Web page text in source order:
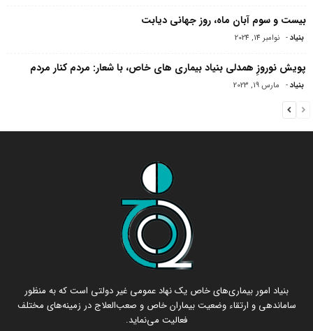
بیست و سوم آبان ماه، روز جهانی دیابت
بنیاد- نوامبر 14, 2024
پویش نوروزِ همدلی بنیاد بیماری های خاص، با شعار: مردم کنار مردم
بنیاد- مارس 19, 2023
بنیاد امور بیماری‌های خاص یک نهاد عمومی غیر دولتی است که به منظور
ساماندهی و ارتقاء وضعیت بیماران خاص و صعب‌العلاج در زمینه‌های مختلف
فعالیت می‌نماید.